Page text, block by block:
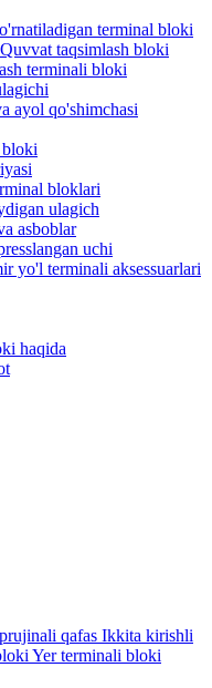
terminal bloki
taqsimlash bloki
terminali bloki
ayol qo'shimchasi
bloklari
ulagich
asboblar
uchi
yo'l terminali aksessuarlari
haqida